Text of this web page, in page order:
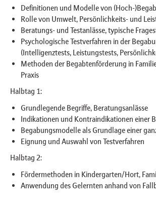
Definitionen und Modelle von (Hoch-
Rolle von Umwelt, Persönlichkeits- und
Beratungs- und Testanlässe, typische
Psychologische Testverfahren in der
(Intelligenztests, Leistungstests,
Methoden der Begabtenförderung in
Praxis
Halbtag 1:
Grundlegende Begriffe, Beratungsanlässe
Indikationen und Kontraindikationen einer
Begabungsmodelle als Grundlage einer
Eignung und Auswahl von Testverfahren
Halbtag 2:
Fördermethoden in Kindergarten/Hort,
Anwendung des Gelernten anhand von